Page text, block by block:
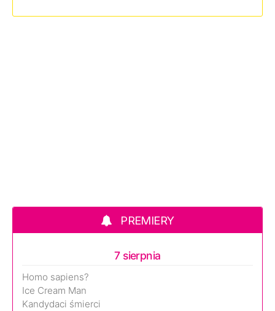
PREMIERY
7 sierpnia
Homo sapiens?
Ice Cream Man
Kandydaci śmierci